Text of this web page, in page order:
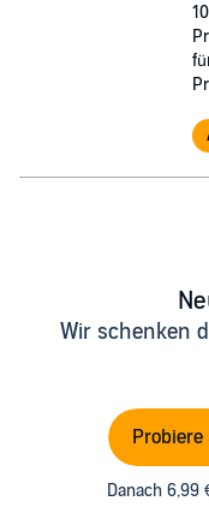
Wir schenken
Danach 6,99